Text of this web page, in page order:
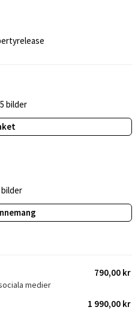
bilder
bilder
790,00 kr
medier
1 990,00 kr